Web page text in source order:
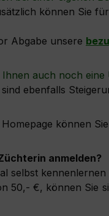
können Sie
Abgabe unsere
auch noch
ebenfalls
können
anmelden?
selbst kennenlernen
50,- €, können Sie